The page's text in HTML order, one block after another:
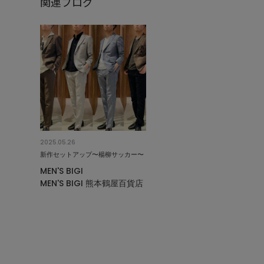
2025.05.26
新作セットアップ〜楊柳サッカー〜
MEN'S BIGI
MEN'S BIGI 熊本鶴屋百貨店